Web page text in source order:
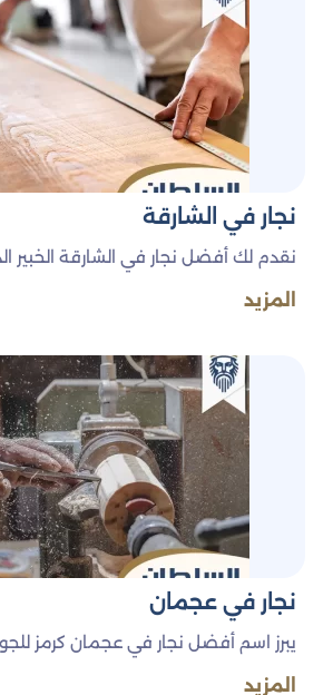
نجار في الشارقة
نقدم لك أفضل نجار في الشارقة الخبير
المزيد
نجار في عجمان
يبرز اسم أفضل نجار في عجمان كرمز
المزيد